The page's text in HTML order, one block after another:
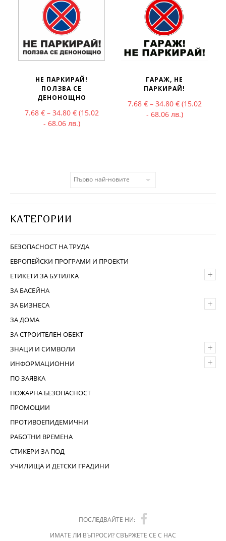
КАТЕГОРИИ
БЕЗОПАСНОСТ НА ТРУДА
ЕВРОПЕЙСКИ ПРОГРАМИ И ПРОЕКТИ
+
ЕТИКЕТИ ЗА БУТИЛКА
ЗА БАСЕЙНА
+
ЗА БИЗНЕСА
ЗА ДОМА
ЗА СТРОИТЕЛЕН ОБЕКТ
+
ЗНАЦИ И СИМВОЛИ
+
ИНФОРМАЦИОННИ
ПО ЗАЯВКА
ПОЖАРНА БЕЗОПАСНОСТ
ПРОМОЦИИ
ПРОТИВОЕПИДЕМИЧНИ
РАБОТНИ ВРЕМЕНА
СТИКЕРИ ЗА ПОД
УЧИЛИЩА И ДЕТСКИ ГРАДИНИ
НЕ ПАРКИРАЙ!
ПОЛЗВА СЕ
ДЕНОНОЩНО
7.68 € – 34.80 €Price range: 7.68 € through 34.80 €
(15.02
- 68.06 лв.)
ГАРАЖ, НЕ
ПАРКИРАЙ!
7.68 € – 34.80 €Price range:
(15.02
- 68.06 лв.)
ПОСЛЕДВАЙТЕ НИ:
ИМАТЕ ЛИ ВЪПРОСИ? СВЪРЖЕТЕ СЕ С НАС